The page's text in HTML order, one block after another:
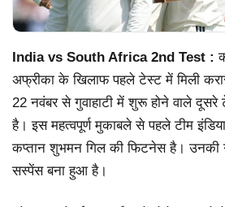
India vs South Africa 2nd Test :
अफ्रीका के खिलाफ पहले टेस्ट में मिली
22 नवंबर से गुवाहाटी में शुरू होने वाले
है। इस महत्वपूर्ण मुकाबले से पहले टीम
कप्तान शुभमन गिल की फिटनेस है। उनकी
सस्पेंस बना हुआ है।